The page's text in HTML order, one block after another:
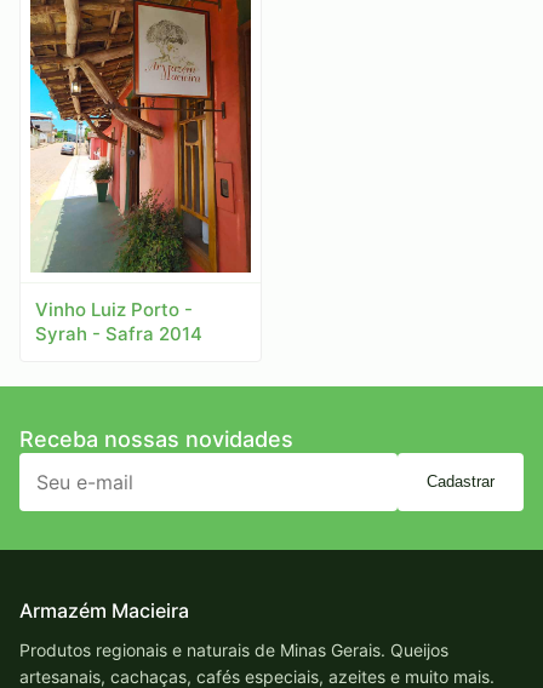
Vinho Luiz Porto -
Syrah - Safra 2014
Receba nossas novidades
Cadastrar
Armazém Macieira
Produtos regionais e naturais de Minas Gerais. Queijos
artesanais, cachaças, cafés especiais, azeites e muito mais.